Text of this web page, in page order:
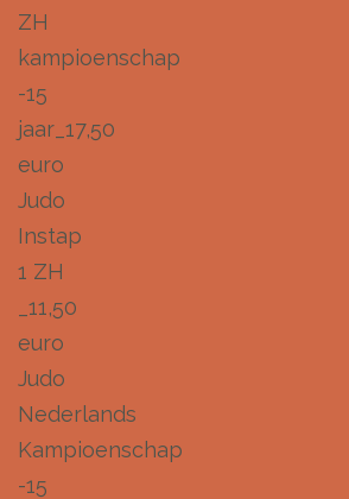
ZH
kampioenschap
-15
jaar_17,50
euro
Judo
Instap
1 ZH
_11,50
euro
Judo
Nederlands
Kampioenschap
-15